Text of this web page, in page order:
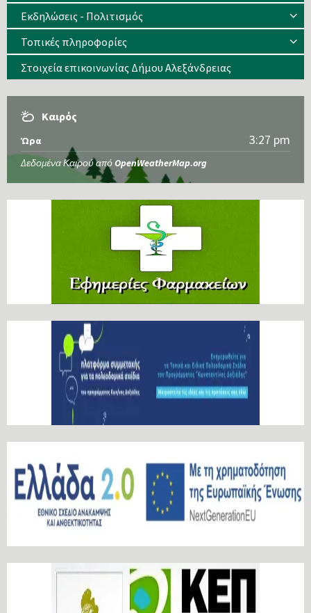
Εκδηλώσεις - Πολιτισμός
Τοπικές πληροφορίες
Στοιχεία επικοινωνίας Δήμου Αλεξάνδρειας
Καιρός
Ώρα 3:27 pm
Δεδομένα Καιρού από OpenWeatherMap.org